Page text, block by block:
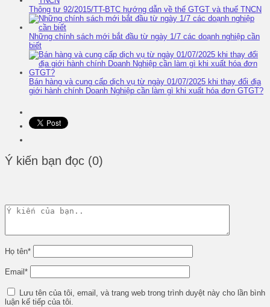
Thông tư 92/2015/TT-BTC hướng dẫn về thế GTGT và thuế TNCN
Những chính sách mới bắt đầu từ ngày 1/7 các doạnh nghiệp cần
biết
Bán hàng và cung cấp dịch vụ từ ngày 01/07/2025 khi thay đổi địa
giới hành chính Doanh Nghiệp cần làm gì khi xuất hóa đơn GTGT?
Ý kiến bạn đọc (0)
Họ tên*
Email *
Lưu tên của tôi, email, và trang web trong trình duyệt này cho lần bình
luận kế tiếp của tôi.